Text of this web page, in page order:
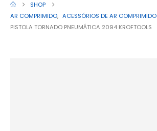
SHOP
AR COMPRIMIDO, ACESSÓRIOS DE AR COMPRIMIDO
PISTOLA TORNADO PNEUMÁTICA 2094 KROFTOOLS